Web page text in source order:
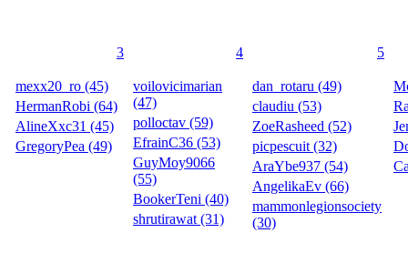
3
mexx20_ro (45)
HermanRobi (64)
AlineXxc31 (45)
GregoryPea (49)
4
voilovicimarian
(47)
polloctav (59)
EfrainC36 (53)
GuyMoy9066
(55)
BookerTeni (40)
shrutirawat (31)
5
dan_rotaru (49)
claudiu (53)
ZoeRasheed (52)
picpescuit (32)
AraYbe937 (54)
AngelikaEv (66)
mammonlegionsociety
(30)